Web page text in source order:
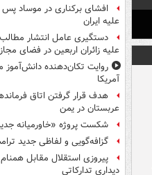
افشای برکناری در موساد
علیه ایران
دستگیری عامل انتشار
علیه زائران اربعین در فضای
روایت تکان‌دهنده دانش‌آموز
آمریکا
هدف قرار گرفتن اتاق‌
عربستان در یمن
شکست پروژه «خاورمیانه
گزافه‌گویی و لفاظی جدید
پیروزی استقلال مقابل
دیداری تدارکاتی